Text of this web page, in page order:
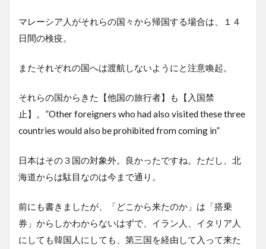
マレーシア人がそれらの国々から帰国する場合は、１４
日間の検疫。
またそれぞれの国へは渡航しないようにと注意喚起。
それらの国からきた【他国の旅行者】も【入国禁
止】。”Other foreigners who had also visited these three
countries would also be prohibited from coming in”
日本はその３国の対象外。良かったですね。ただし、北
海道からは駄目なのは今まで通り。
前にも書きましたが、「どこから来たのか」は「搭乗
券」からしかわからないはずで、イラン人、イタリア人
にしても韓国人にしても、第三国を経由して入って来た